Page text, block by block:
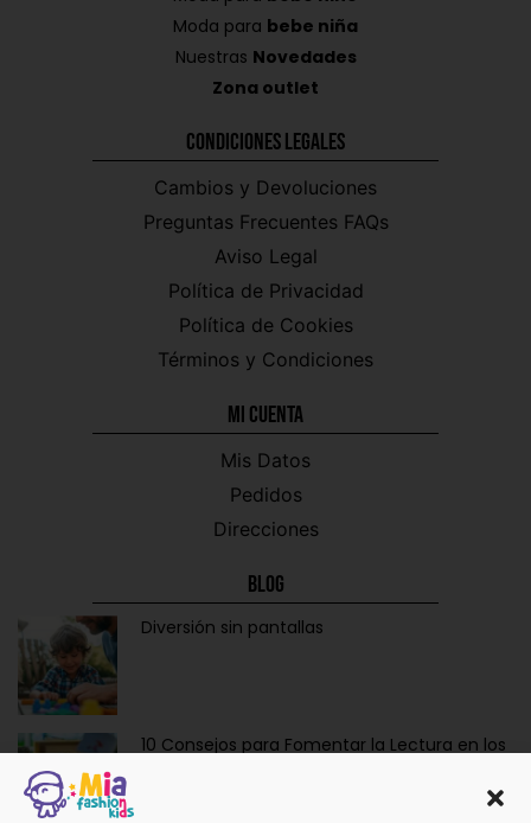
Moda para bebe niña
Nuestras Novedades
Zona outlet
Condiciones Legales
Cambios y Devoluciones
Preguntas Frecuentes FAQs
Aviso Legal
Política de Privacidad
Política de Cookies
Términos y Condiciones
Mi CUENTA
Mis Datos
Pedidos
Direcciones
Blog
Diversión sin pantallas
10 Consejos para Fomentar la Lectura en los